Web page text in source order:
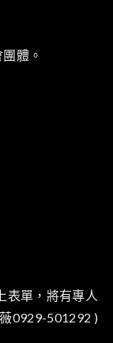
體。
表單，將有專人
0929-501292 )